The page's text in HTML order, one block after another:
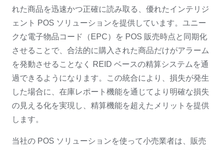
れた商品を迅速かつ正確に読み取る、優れたインテリジ
ェント POS ソリューションを提供しています。ユニー
クな電子物品コード（EPC）を POS 販売時点と同期化
させることで、合法的に購入された商品だけがアラーム
を発動させることなく REID ベースの精算システムを通
過できるようになります。この統合により、損失が発生
した場合に、在庫レポート機能を通じてより明確な損失
の見える化を実現し、精算機能を超えたメリットを提供
します。
当社の POS ソリューションを使って小売業者は、販売